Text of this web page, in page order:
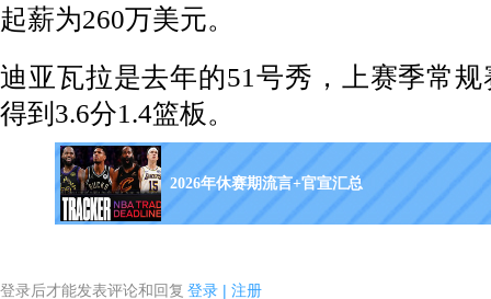
起薪为260万美元。
迪亚瓦拉是去年的51号秀，上赛季常
得到3.6分1.4篮板。
2026年休赛期流言+官宣汇总
登录后才能发表评论和回复 登录 | 注册